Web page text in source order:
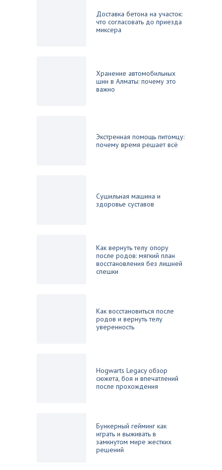
Доставка бетона на участок:
что согласовать до приезда
миксера
Хранение автомобильных
шин в Алматы: почему это
важно
Экстренная помощь питомцу:
почему время решает всё
Сушильная машина и
здоровье суставов
Как вернуть телу опору
после родов: мягкий план
восстановления без лишней
спешки
Как восстановиться после
родов и вернуть телу
уверенность
Hogwarts Legacy обзор
сюжета, боя и впечатлений
после прохождения
Бункерный гейминг как
играть и выживать в
замкнутом мире жестких
решений